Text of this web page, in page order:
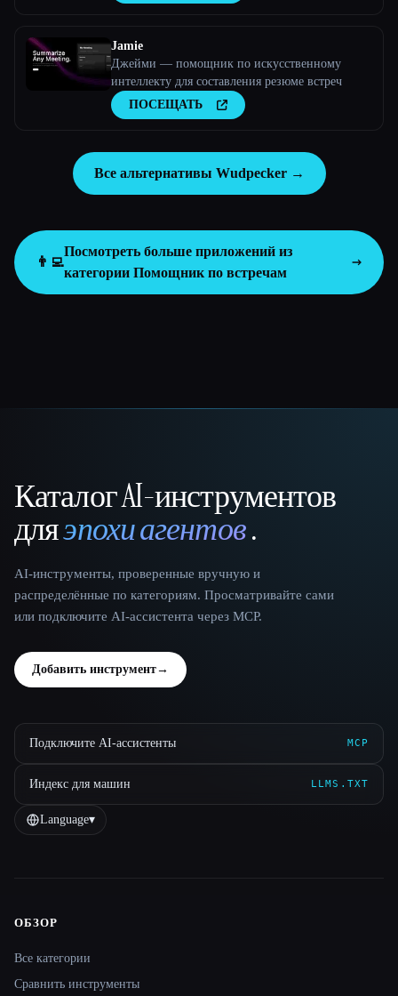
Jamie
Джейми — помощник по искусственному
интеллекту для составления резюме встреч
ПОСЕЩАТЬ
Все альтернативы Wudpecker →
👨‍💻
Посмотреть больше приложений из
категории Помощник по встречам
That AI Collection
Каталог AI-инструментов
дляэпохи агентов.
AI-инструменты, проверенные вручную и
распределённые по категориям. Просматривайте сами
или подключите AI-ассистента через MCP.
Добавить инструмент→
Подключите AI-ассистенты MCP
Индекс для машин LLMS.TXT
Language▾
Site navigation
ОБЗОР
Все категории
Сравнить инструменты